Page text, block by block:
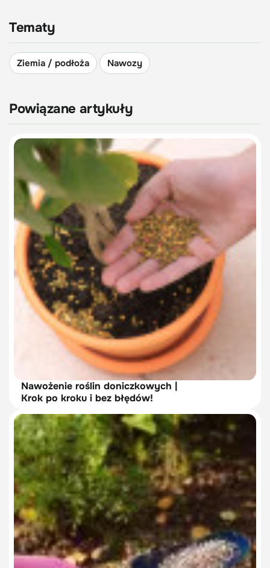
Tematy
Ziemia / podłoża Nawozy
Powiązane artykuły
Nawożenie roślin doniczkowych |
Krok po kroku i bez błędów!